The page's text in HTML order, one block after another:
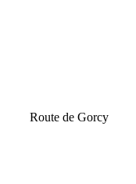
Route de Gorcy